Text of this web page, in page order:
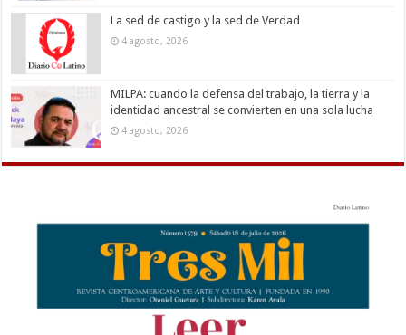
La sed de castigo y la sed de Verdad
4 agosto, 2026
MILPA: cuando la defensa del trabajo, la tierra y la
identidad ancestral se convierten en una sola lucha
4 agosto, 2026